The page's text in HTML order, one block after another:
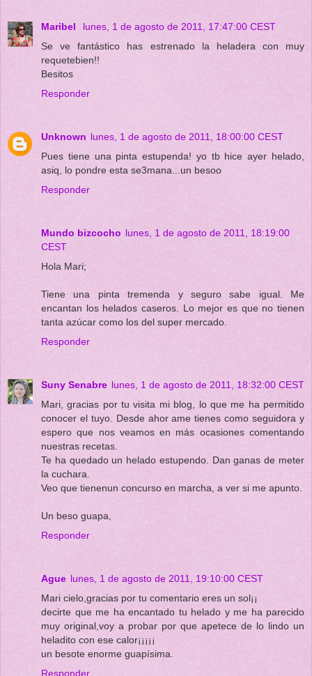
Maribel
lunes, 1 de agosto de 2011, 17:47:00 CEST
Se ve fantástico has estrenado la heladera con muy
requetebien!!
Besitos
Responder
Unknown lunes, 1 de agosto de 2011, 18:00:00 CEST
Pues tiene una pinta estupenda! yo tb hice ayer helado,
asiq, lo pondre esta se3mana...un besoo
Responder
Mundo bizcocho lunes, 1 de agosto de 2011, 18:19:00
CEST
Hola Mari;
Tiene una pinta tremenda y seguro sabe igual. Me
encantan los helados caseros. Lo mejor es que no tienen
tanta azúcar como los del super mercado.
Responder
Suny Senabre lunes, 1 de agosto de 2011, 18:32:00 CEST
Mari, gracias por tu visita mi blog, lo que me ha permitido
conocer el tuyo. Desde ahor ame tienes como seguidora y
espero que nos veamos en más ocasiones comentando
nuestras recetas.
Te ha quedado un helado estupendo. Dan ganas de meter
la cuchara.
Veo que tienenun concurso en marcha, a ver si me apunto.
Un beso guapa,
Responder
Ague lunes, 1 de agosto de 2011, 19:10:00 CEST
Mari cielo,gracias por tu comentario eres un sol¡¡
decirte que me ha encantado tu helado y me ha parecido
muy original,voy a probar por que apetece de lo lindo un
heladito con ese calor¡¡¡¡¡
un besote enorme guapísima.
Responder